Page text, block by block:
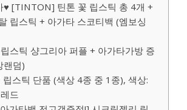
♥ [TINTON] 틴톤 꽃 립스틱 총 4개 +
립스틱 + 아가타 스코티백 (엠보싱
스틱 샹그리아 퍼플 + 아가타가방 증
랜덤)
립스틱 단품 (색상 4종 중 1종), 색상:
드